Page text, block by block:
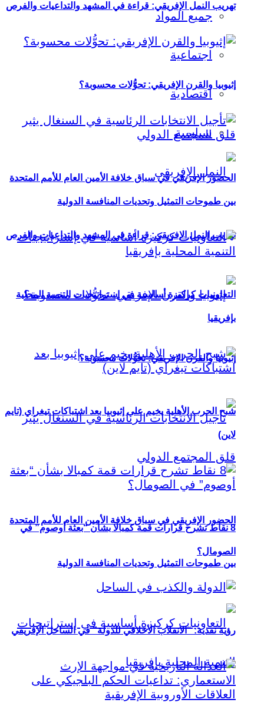
جميع المواد
اجتماعية
اقتصادية
سياسية
تهريب النمل الإفريقي: قراءة في المشهد والتداعيات والفرص
إثيوبيا والقرن الإفريقي: تحوُّلات محسوبة؟
الحضور الإفريقي في سباق خلافة الأمين العام للأمم المتحدة
بين طموحات التمثيل وتحديات المنافسة الدولية
تهريب النمل الإفريقي: قراءة في المشهد والتداعيات والفرص
إثيوبيا والقرن الإفريقي: تحوُّلات محسوبة؟
الحضور الإفريقي في سباق خلافة الأمين العام للأمم المتحدة
بين طموحات التمثيل وتحديات المنافسة الدولية
التعاونيات كركيزة أساسية في إستراتيجيات التنمية المحلية
بإفريقيا
شبح الحرب الأهلية يخيم على إثيوبيا بعد اشتباكات تيغراي (تايم
لاين)
8 نقاط تشرح قرارات قمة كمبالا بشأن “بعثة أوصوم” في
الصومال؟
رؤية نقدية: “الانقلاب الأخلاقي للدولة” في الساحل الإفريقي